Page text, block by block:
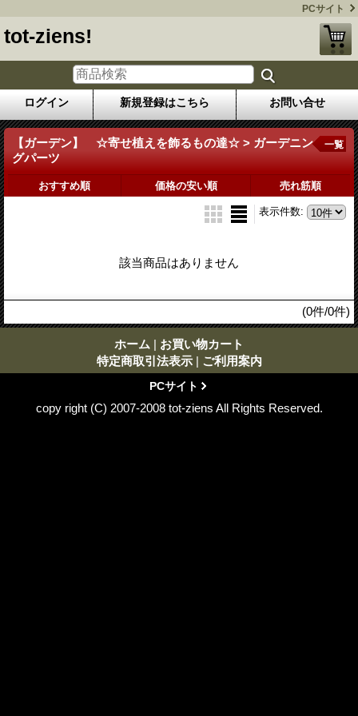
PCサイト
tot-ziens!
ログイン 新規登録はこちら お問い合せ
【ガーデン】 ☆寄せ植えを飾るもの達☆ > ガーデニン
グパーツ
一覧
おすすめ順 価格の安い順 売れ筋順
表示件数:
該当商品はありません
(0件/0件)
ホーム | お買い物カート
特定商取引法表示 | ご利用案内
PCサイト
copy right (C) 2007-2008 tot-ziens All Rights Reserved.